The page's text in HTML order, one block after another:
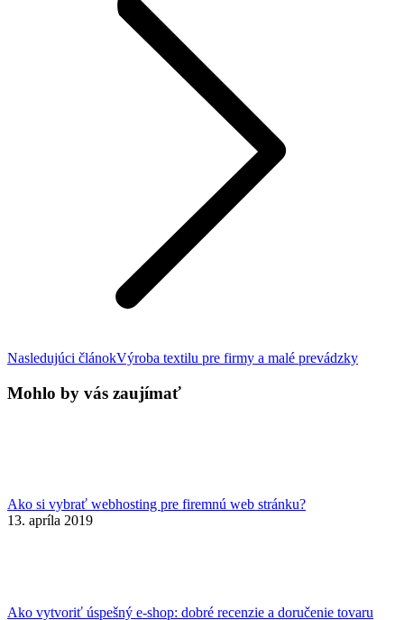
Nasledujúci článokNext
Výroba textilu pre firmy a malé prevádzky
Mohlo by vás zaujímať
Ako si vybrať webhosting pre firemnú web stránku?
13. apríla 2019
Ako vytvoriť úspešný e-shop: dobré recenzie a doručenie tovaru